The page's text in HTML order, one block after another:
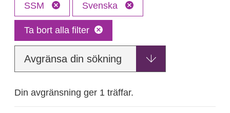
SSM Svenska
Ta bort alla filter
Avgränsa din sökning
Din avgränsning ger 1 träffar.